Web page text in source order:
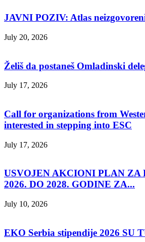
JAVNI POZIV: Atlas
July 20, 2026
Želiš da postaneš Omladinski
July 17, 2026
Call for organizations from
interested in stepping into ESC
July 17, 2026
USVOJEN AKCIONI PLAN ZA
2026. DO 2028. GODINE ZA...
July 10, 2026
EKO Serbia stipendije 2026 SU